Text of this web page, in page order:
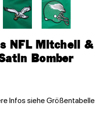
NFL Mitchell &
Bomber
Infos siehe Größentabelle